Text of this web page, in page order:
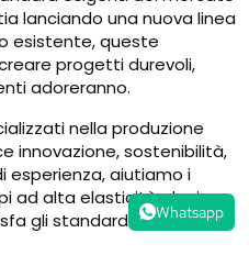
lanciando una nuova linea
esistente, queste
progetti durevoli,
adoreranno.
nella produzione
innovazione, sostenibilità,
esperienza, aiutiamo i
ad alta elasticità, denim
gli standard di qualità
Whatsapp